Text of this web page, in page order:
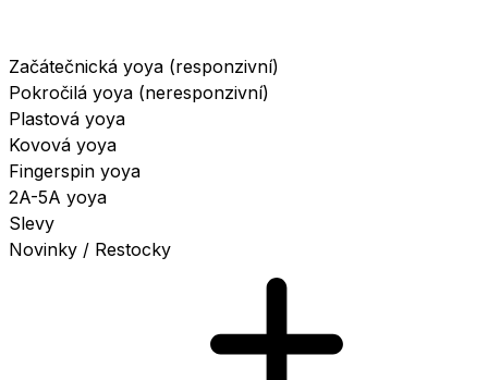
Začátečnická yoya (responzivní)
Pokročilá yoya (neresponzivní)
Plastová yoya
Kovová yoya
Fingerspin yoya
2A-5A yoya
Slevy
Novinky / Restocky